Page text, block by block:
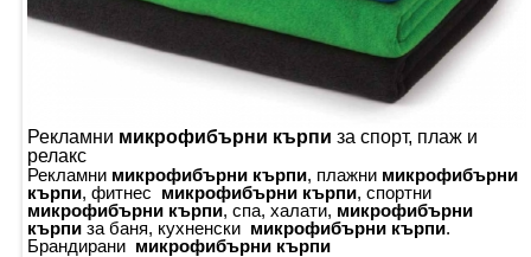
Рекламни микрофибърни кърпи за спорт, плаж и
релакс
Рекламни микрофибърни кърпи, плажни микрофибърни
кърпи, фитнес микрофибърни кърпи, спортни
микрофибърни кърпи, спа, халати, микрофибърни
кърпи за баня, кухненски микрофибърни кърпи.
Брандирани микрофибърни кърпи